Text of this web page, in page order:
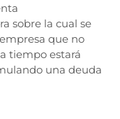
sobre la cual se
que no
tiempo estará
una deuda